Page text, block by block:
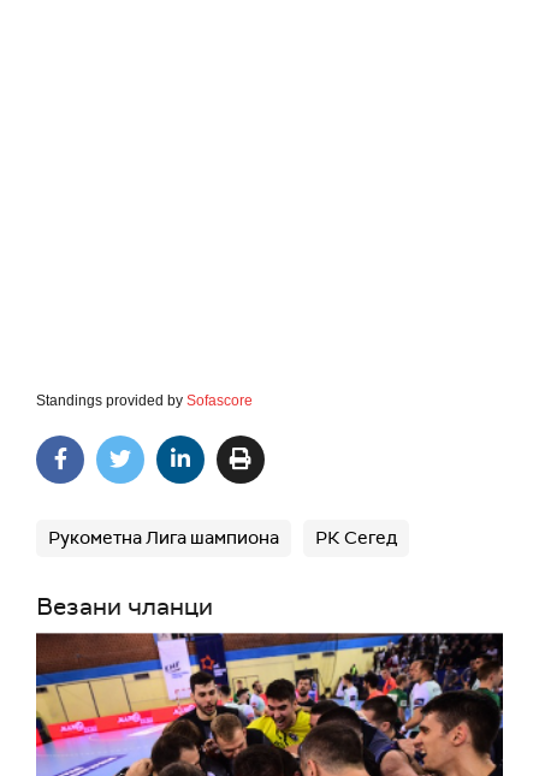
Standings provided by Sofascore
Рукометна Лига шампиона РК Сегед
Везани чланци